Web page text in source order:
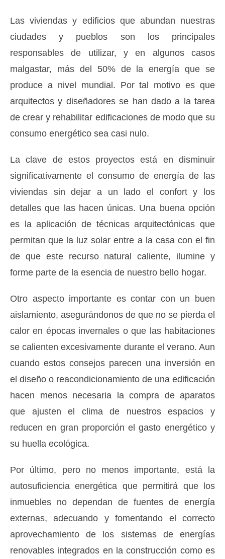
Las viviendas y edificios que abundan nuestras
ciudades y pueblos son los principales
responsables de utilizar, y en algunos casos
malgastar, más del 50% de la energía que se
produce a nivel mundial. Por tal motivo es que
arquitectos y diseñadores se han dado a la tarea
de crear y rehabilitar edificaciones de modo que su
consumo energético sea casi nulo.
La clave de estos proyectos está en disminuir
significativamente el consumo de energía de las
viviendas sin dejar a un lado el confort y los
detalles que las hacen únicas. Una buena opción
es la aplicación de técnicas arquitectónicas que
permitan que la luz solar entre a la casa con el fin
de que este recurso natural caliente, ilumine y
forme parte de la esencia de nuestro bello hogar.
Otro aspecto importante es contar con un buen
aislamiento, asegurándonos de que no se pierda el
calor en épocas invernales o que las habitaciones
se calienten excesivamente durante el verano. Aun
cuando estos consejos parecen una inversión en
el diseño o reacondicionamiento de una edificación
hacen menos necesaria la compra de aparatos
que ajusten el clima de nuestros espacios y
reducen en gran proporción el gasto energético y
su huella ecológica.
Por último, pero no menos importante, está la
autosuficiencia energética que permitirá que los
inmuebles no dependan de fuentes de energía
externas, adecuando y fomentando el correcto
aprovechamiento de los sistemas de energías
renovables integrados en la construcción como es